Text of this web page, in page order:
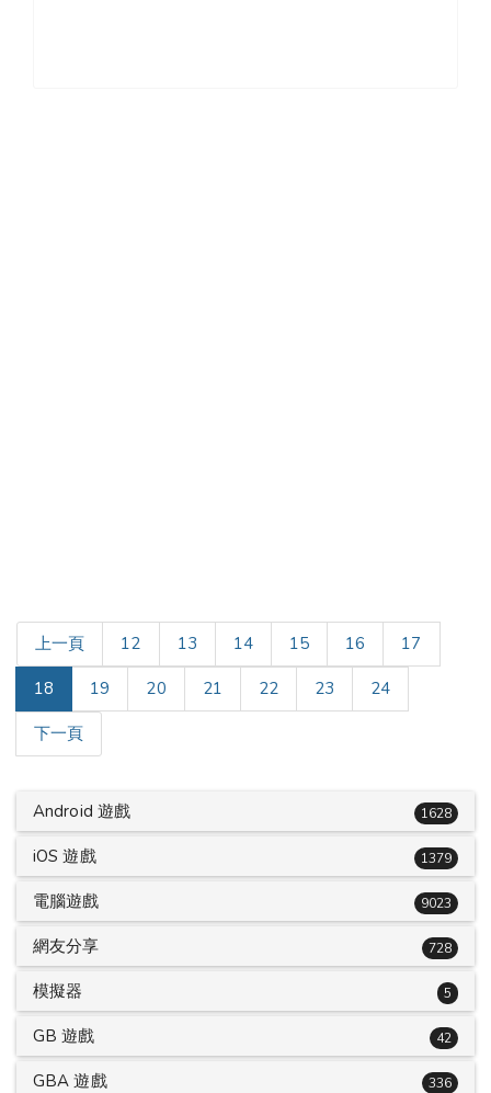
上一頁 12 13 14 15 16 17
18 (current)
19 20 21 22 23 24
下一頁
Android 遊戲 1628
iOS 遊戲 1379
電腦遊戲 9023
網友分享 728
模擬器 5
GB 遊戲 42
GBA 遊戲 336